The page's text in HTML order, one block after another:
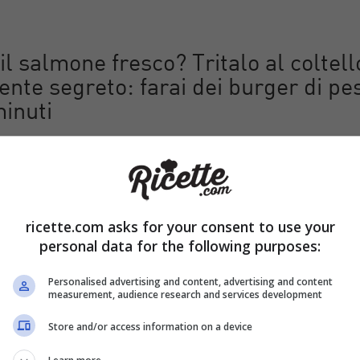
salmone fresco? Tritalo al
segreto: farai dei burger di
fresco su un tagliere pulito. Utilizzando un coltello ben
e poi in piccoli cubetti regolari di pochi millimetri,
lo zenzero fresco grattugiato, la scorza grattugiata di lime,
il pangrattato.
ricette.com asks for your consent to use your
personal data for the following purposes:
Personalised advertising and content, advertising and content
measurement, audience research and services development
Store and/or access information on a device